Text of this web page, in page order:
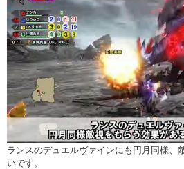
ランスのデュエルヴァインにも円月同様、
いです。